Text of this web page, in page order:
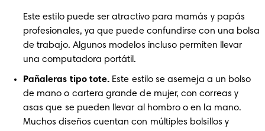
Este estilo puede ser atractivo para mamás y papás
profesionales, ya que puede confundirse con una bolsa
de trabajo. Algunos modelos incluso permiten llevar
una computadora portátil.
Pañaleras tipo tote. Este estilo se asemeja a un bolso
de mano o cartera grande de mujer, con correas y
asas que se pueden llevar al hombro o en la mano.
Muchos diseños cuentan con múltiples bolsillos y